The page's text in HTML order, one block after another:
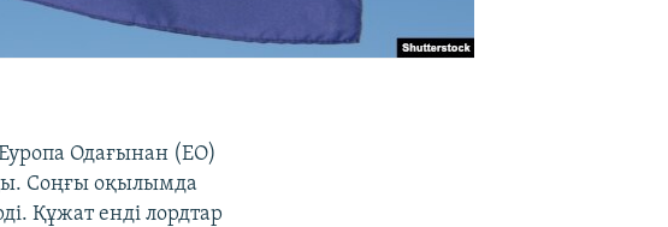
Одағынан (ЕО)
Соңғы оқылымда
Құжат енді лордтар